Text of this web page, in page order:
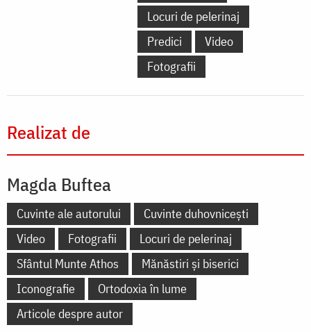
Locuri de pelerinaj
Predici
Video
Fotografii
Realizat de
Magda Buftea
Cuvinte ale autorului
Cuvinte duhovnicești
Video
Fotografii
Locuri de pelerinaj
Sfântul Munte Athos
Mănăstiri și biserici
Iconografie
Ortodoxia în lume
Articole despre autor